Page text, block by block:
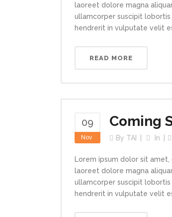
laoreet dolore magna
ullamcorper suscipit
hendrerit in vulputate velit
READ MORE
09
Nov
Coming
By TAI In
Lorem ipsum dolor sit
laoreet dolore magna
ullamcorper suscipit
hendrerit in vulputate velit